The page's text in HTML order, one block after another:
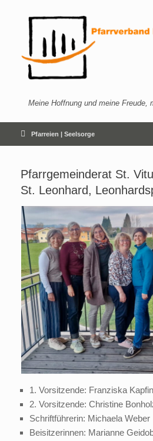
Meine Hoffnung und meine Freude,
Pfarreien | Seelsorge
Pfarrgemeinderat St.
St. Leonhard,
1. Vorsitzende: Franziska
2. Vorsitzende: Christine
Schriftführerin: Michaela Weber
Beisitzerinnen: Marianne